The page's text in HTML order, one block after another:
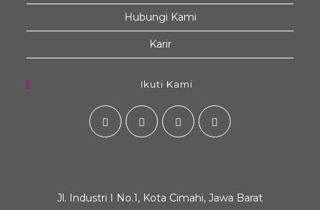
Hubungi Kami
Karir
Ikuti Kami
Jl. Industri I No.1, Kota Cimahi, Jawa Barat